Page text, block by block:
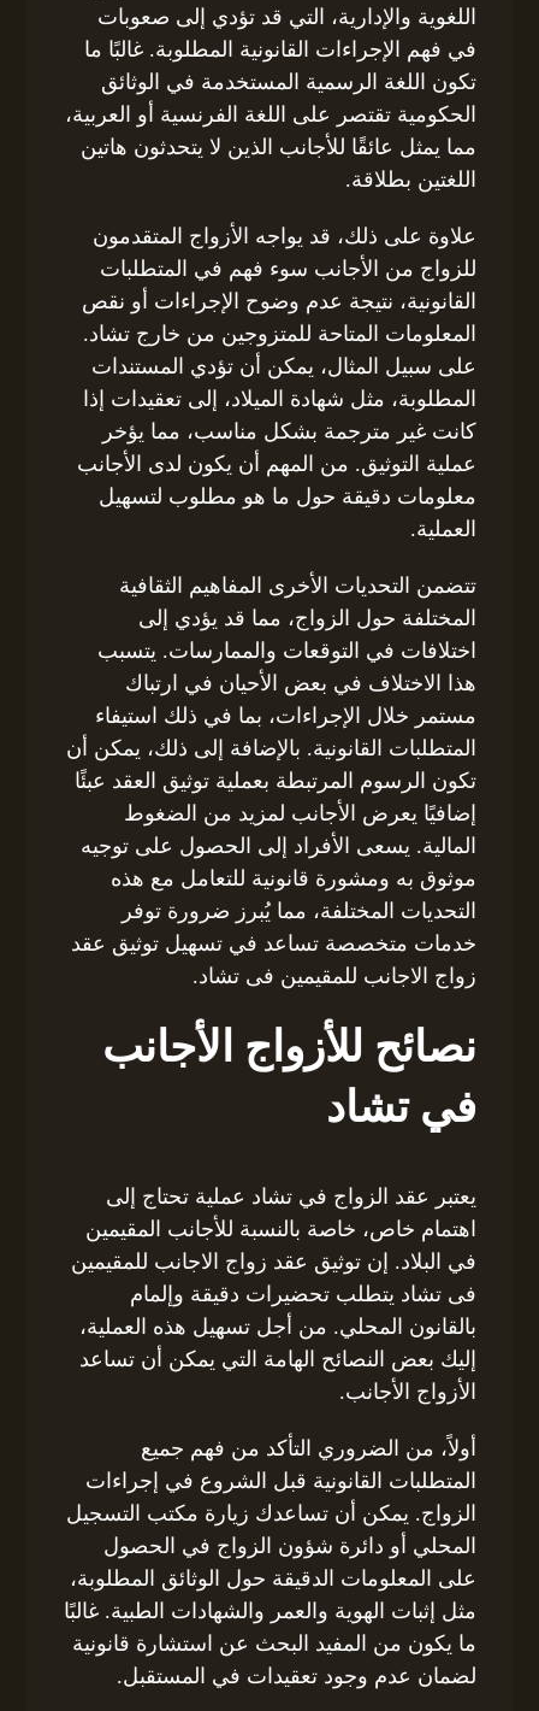
اللغوية والإدارية، التي قد تؤدي إلى صعوبات
في فهم الإجراءات القانونية المطلوبة. غالبًا ما
تكون اللغة الرسمية المستخدمة في الوثائق
الحكومية تقتصر على اللغة الفرنسية أو العربية،
مما يمثل عائقًا للأجانب الذين لا يتحدثون هاتين
اللغتين بطلاقة.
علاوة على ذلك، قد يواجه الأزواج المتقدمون
للزواج من الأجانب سوء فهم في المتطلبات
القانونية، نتيجة عدم وضوح الإجراءات أو نقص
المعلومات المتاحة للمتزوجين من خارج تشاد.
على سبيل المثال، يمكن أن تؤدي المستندات
المطلوبة، مثل شهادة الميلاد، إلى تعقيدات إذا
كانت غير مترجمة بشكل مناسب، مما يؤخر
عملية التوثيق. من المهم أن يكون لدى الأجانب
معلومات دقيقة حول ما هو مطلوب لتسهيل
العملية.
تتضمن التحديات الأخرى المفاهيم الثقافية
المختلفة حول الزواج، مما قد يؤدي إلى
اختلافات في التوقعات والممارسات. يتسبب
هذا الاختلاف في بعض الأحيان في ارتباك
مستمر خلال الإجراءات، بما في ذلك استيفاء
المتطلبات القانونية. بالإضافة إلى ذلك، يمكن أن
تكون الرسوم المرتبطة بعملية توثيق العقد عبئًا
إضافيًا يعرض الأجانب لمزيد من الضغوط
المالية. يسعى الأفراد إلى الحصول على توجيه
موثوق به ومشورة قانونية للتعامل مع هذه
التحديات المختلفة، مما يُبرز ضرورة توفر
خدمات متخصصة تساعد في تسهيل توثيق عقد
زواج الاجانب للمقيمين فى تشاد.
نصائح للأزواج الأجانب
في تشاد
يعتبر عقد الزواج في تشاد عملية تحتاج إلى
اهتمام خاص، خاصة بالنسبة للأجانب المقيمين
في البلاد. إن توثيق عقد زواج الاجانب للمقيمين
فى تشاد يتطلب تحضيرات دقيقة وإلمام
بالقانون المحلي. من أجل تسهيل هذه العملية،
إليك بعض النصائح الهامة التي يمكن أن تساعد
الأزواج الأجانب.
أولاً، من الضروري التأكد من فهم جميع
المتطلبات القانونية قبل الشروع في إجراءات
الزواج. يمكن أن تساعدك زيارة مكتب التسجيل
المحلي أو دائرة شؤون الزواج في الحصول
على المعلومات الدقيقة حول الوثائق المطلوبة،
مثل إثبات الهوية والعمر والشهادات الطبية. غالبًا
ما يكون من المفيد البحث عن استشارة قانونية
لضمان عدم وجود تعقيدات في المستقبل.